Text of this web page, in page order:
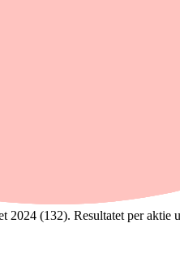
2024 på -61,5 miljoner
motsvarande period i fjol.
under det första kvartalet
kvartalet 2024.
under kvartalet.
en minskning om -11,3
kronor (7,4).
17,6).
2024 (132). Resultatet per